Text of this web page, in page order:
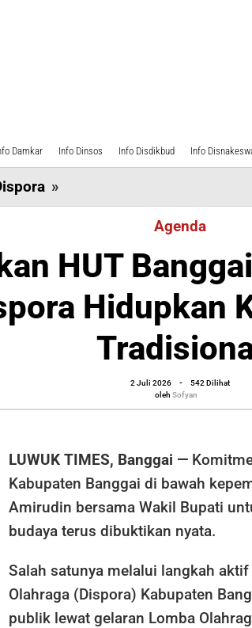
Damkar Info Dinsos Info Disdikbud Info
»
HUT
ke-
66,
Pemda
Lewat
Dispora
Hidupkan
Olahraga
Agenda
HUT
Hidupkan
2 Juli 2026
oleh
Sofyan
-
542 Dilihat
oleh Sofyan
LUWUK TIMES, Banggai —
Kabupaten Banggai di bawah
Amirudin bersama Wakil Bupati
budaya terus dibuktikan nyata.
Salah satunya melalui langkah
Olahraga (Dispora) Kabupaten
publik lewat gelaran Lomba